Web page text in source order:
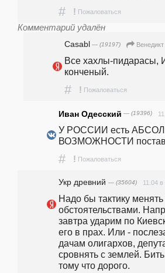
# ! Пожаловаться
Комментарий удалён
Casabl — (19197)
Все хахлы-пидарасы,
конченый.
# ! Пожаловаться
Иван Одесский — (19396)
У РОССИИ есть
ВОЗМОЖНОСТИ
# ! Пожаловаться
Укр древний — (35604) 11.04
Надо бы тактику менять
обстоятельствами.
завтра ударим по
его в прах. Или -
дачам олигархов,
сровнять с землей.
тому что дорого.